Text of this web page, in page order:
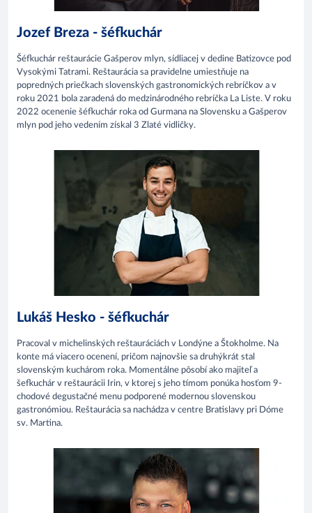
Jozef Breza - šéfkuchár
Šéfkuchár reštaurácie Gašperov mlyn, sídliacej v dedine Batizovce pod
Vysokými Tatrami. Reštaurácia sa pravidelne umiestňuje na
popredných priečkach slovenských gastronomických rebríčkov a v
roku 2021 bola zaradená do medzinárodného rebríčka La Liste. V roku
2022 ocenenie šéfkuchár roka od Gurmana na Slovensku a Gašperov
mlyn pod jeho vedením získal 3 Zlaté vidličky.
Lukáš Hesko - šéfkuchár
Pracoval v michelinských reštauráciách v Londýne a Štokholme. Na
konte má viacero ocenení, pričom najnovšie sa druhýkrát stal
slovenským kuchárom roka. Momentálne pôsobí ako majiteľ a
šefkuchár v reštaurácii Irin, v ktorej s jeho tímom ponúka hosťom 9-
chodové degustačné menu podporené modernou slovenskou
gastronómiou. Reštaurácia sa nachádza v centre Bratislavy pri Dóme
sv. Martina.